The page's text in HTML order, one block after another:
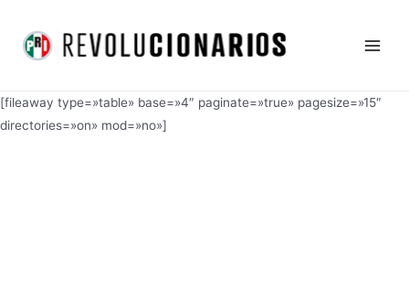
contenido
[fileaway type=»table» base=»4″ paginate=»true» pagesize=»15″
directories=»on» mod=»no»]